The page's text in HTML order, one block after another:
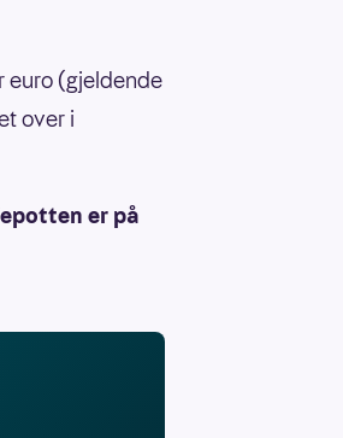
euro (gjeldende
over i
er på